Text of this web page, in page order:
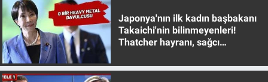
Japonya'nın ilk kadın başbakanı
Takaichi'nin bilinmeyenleri!
Thatcher hayranı, sağcı